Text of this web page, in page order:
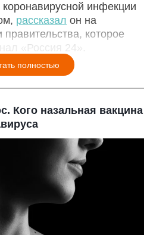
инфекции
рассказал он на
которое
«Россия 24».
полностью
Кого назальная вакцина